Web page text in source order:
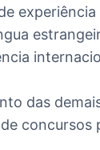
das
concursos